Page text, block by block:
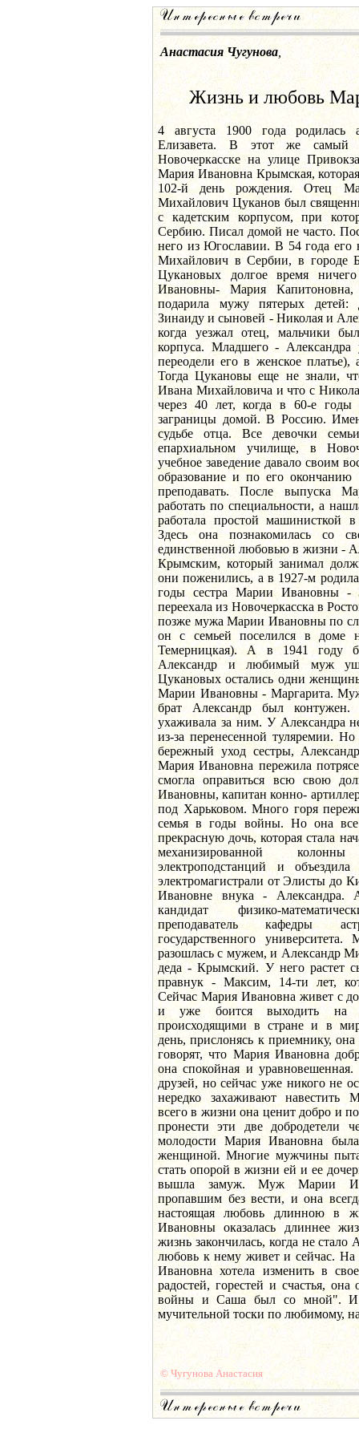
Анастасия Чугунова
Жизнь и любовь
4 августа 1900 года родилась
Елизавета. В этот же
Новочеркасске на улице
Мария Ивановна Крымская,
102-й день рождения. Отец
Михайлович Цуканов был
с кадетским корпусом, при
Сербию. Писал домой не часто.
него из Югославии. В 54 года его
Михайлович в Сербии, в городе
Цукановых долгое время
Ивановны- Мария Капитоновна,
подарила мужу пятерых
Зинаиду и сыновей - Николая и
когда уезжал отец, мальчики
корпуса. Младшего - Александра
переодели его в женское
Тогда Цукановы еще не знали,
Ивана Михайловича и что с
через 40 лет, когда в 60-е
заграницы домой. В Россию.
судьбе отца. Все девочки
епархиальном училище, в
учебное заведение давало своим
образование и по его окончанию
преподавать. После выпуска
работать по специальности, а
работала простой машинисткой
Здесь она познакомилась со
единственной любовью в жизни -
Крымским, который занимал
они поженились, а в 1927-м
годы сестра Марии Ивановны -
переехала из Новочеркасска в
позже мужа Марии Ивановны по
он с семьей поселился в доме
Темерницкая). А в 1941 году
Александр и любимый муж
Цукановых остались одни
Марии Ивановны - Маргарита.
брат Александр был
ухаживала за ним. У Александра
из-за перенесенной туляремии.
бережный уход сестры,
Мария Ивановна пережила
смогла оправиться всю свою
Ивановны, капитан конно-
под Харьковом. Много горя
семья в годы войны. Но она
прекрасную дочь, которая стала
механизированной
электроподстанций и
электромагистрали от Элисты до
Ивановне внука - Александра.
кандидат физико-
преподаватель кафедры
государственного университета.
разошлась с мужем, и Александр
деда - Крымский. У него растет
правнук - Максим, 14-ти лет,
Сейчас Мария Ивановна живет с
и уже боится выходить на
происходящими в стране и в
день, прислонясь к приемнику,
говорят, что Мария Ивановна
она спокойная и
друзей, но сейчас уже никого не
нередко захаживают
всего в жизни она ценит добро и
пронести эти две добродетели
молодости Мария Ивановна
женщиной. Многие мужчины
стать опорой в жизни ей и ее
вышла замуж. Муж Марии
пропавшим без вести, и она
настоящая любовь длинною в
Ивановны оказалась длиннее
жизнь закончилась, когда не стало
любовь к нему живет и сейчас.
Ивановна хотела изменить в
радостей, горестей и счастья,
войны и Саша был со мной". И
мучительной тоски по любимому,
© Чугунова Анастасия